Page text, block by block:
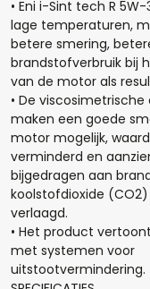
• Eni i-Sint tech R
lage temperaturen,
betere smering,
brandstofverbruik bij
van de motor als
• De
maken een goede
motor mogelijk,
verminderd en
bijgedragen aan
koolstofdioxide
verlaagd.
• Het product
met systemen voor
uitstootvermindering.
Aantal
- +
Opmerkingen:
Naam*